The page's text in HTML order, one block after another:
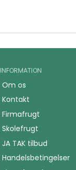
INFORMATION
Om os
Kontakt
Firmafrugt
Skolefrugt
JA TAK tilbud
Handelsbetingelser